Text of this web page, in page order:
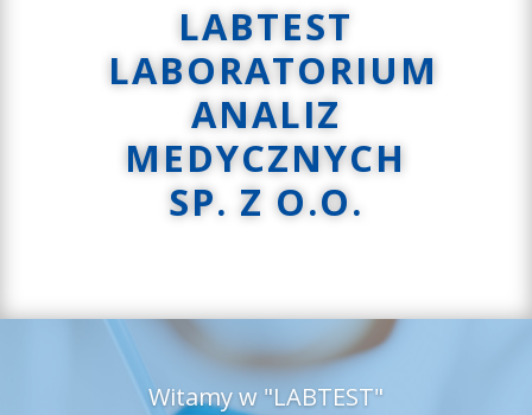
LABTEST
LABORATORIUM
ANALIZ
MEDYCZNYCH
SP. Z O.O.
Witamy w "LABTEST"